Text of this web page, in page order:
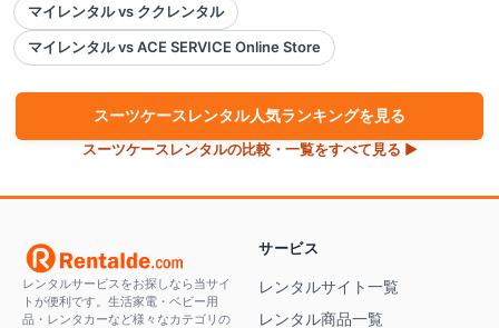
マイレンタル vs ククレンタル
マイレンタル vs ACE SERVICE Online Store
スーツケースレンタル人気ランキングを見る
スーツケースレンタルの比較・一覧をすべて見る ▶
レンタルサービスをお探しなら当サイ
トが便利です。生活家電・ベビー用
品・レンタカーなど様々なカテゴリの
サービス
レンタルサイト一覧
レンタル商品一覧